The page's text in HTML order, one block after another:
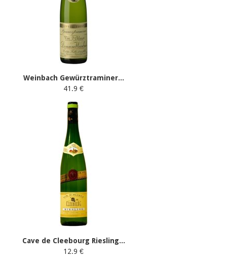
Weinbach Gewürztraminer...
41.9 €
Cave de Cleebourg Riesling...
12.9 €